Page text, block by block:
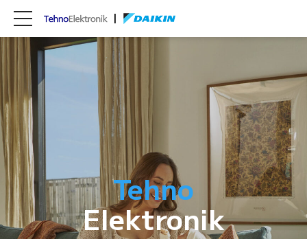
Tehno
Elektronik